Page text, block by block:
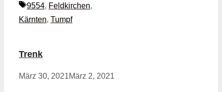
Schlagwörter
9554, Feldkirchen,
Kärnten, Tumpf
Trenk
März 30, 2021März 2, 2021